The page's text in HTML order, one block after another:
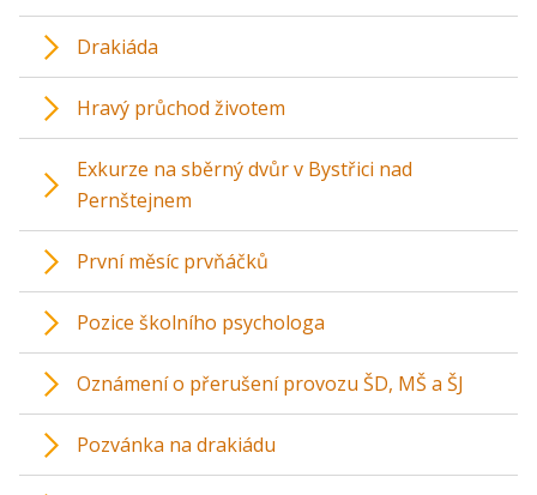
Drakiáda
Hravý průchod životem
Exkurze na sběrný dvůr v Bystřici nad
Pernštejnem
První měsíc prvňáčků
Pozice školního psychologa
Oznámení o přerušení provozu ŠD, MŠ a ŠJ
Pozvánka na drakiádu